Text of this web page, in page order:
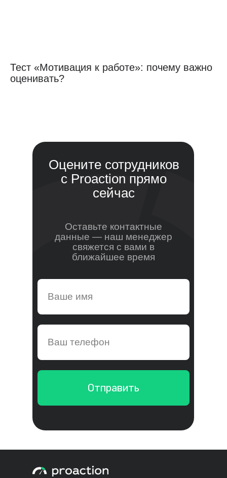
Тест «Мотивация к работе»: почему важно
оценивать?
Оставьте контактные
данные — наш менеджер
свяжется с вами в
ближайшее время
Оцените сотрудников
с Proaction прямо
сейчас
Отправить